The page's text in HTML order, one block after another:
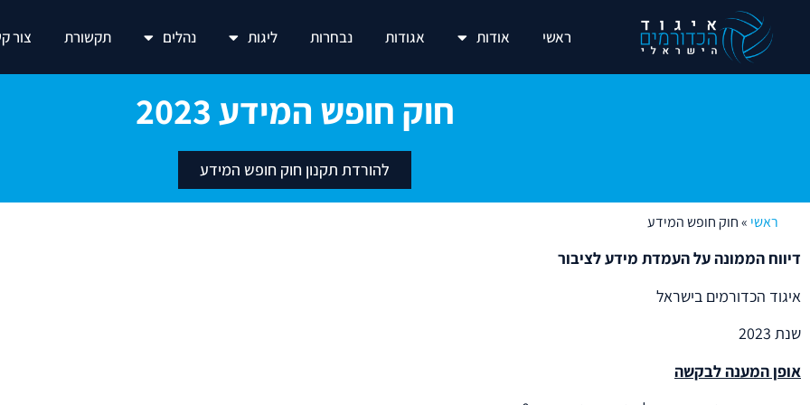
ראשי אודות אגודות נבחרות ליגות נהלים תקשורת צור
חוק חופש המידע 2023
להורדת תקנון חוק חופש המידע
ראשי »חוק חופש המידע
דיווח הממונה על העמדת מידע לציבור
איגוד הכדורמים בישראל
שנת 2023
אופן המענה לבקשה